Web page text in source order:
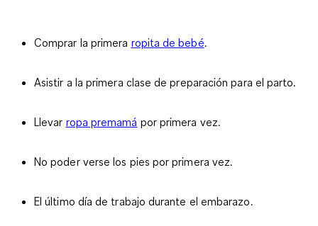
Comprar la primera ropita de bebé.
Asistir a la primera clase de preparación para el parto.
Llevar ropa premamá por primera vez.
No poder verse los pies por primera vez.
El último día de trabajo durante el embarazo.